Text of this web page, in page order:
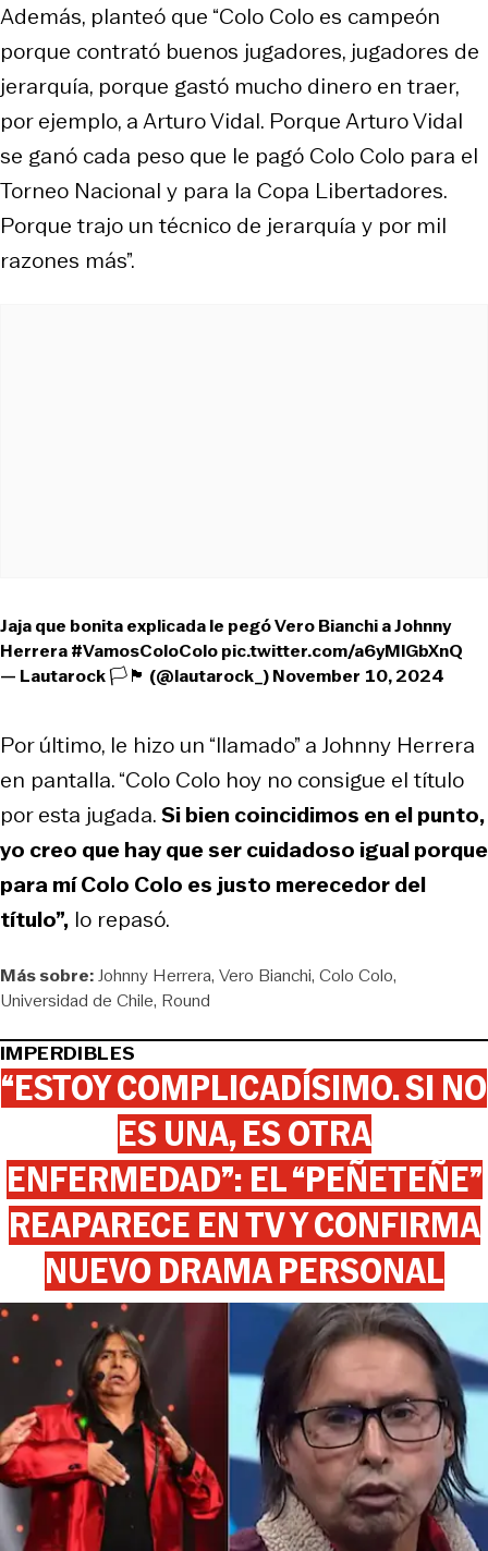
Además, planteó que “Colo Colo es campeón
porque contrató buenos jugadores, jugadores de
jerarquía, porque gastó mucho dinero en traer,
por ejemplo, a Arturo Vidal. Porque Arturo Vidal
se ganó cada peso que le pagó Colo Colo para el
Torneo Nacional y para la Copa Libertadores.
Porque trajo un técnico de jerarquía y por mil
razones más”.
Jaja que bonita explicada le pegó Vero Bianchi a Johnny
Herrera#VamosColoColopic.twitter.com/a6yMlGbXnQ
— Lautarock 🏳️🏴 (@lautarock_)November 10, 2024
Por último, le hizo un “llamado” a Johnny Herrera
en pantalla. “Colo Colo hoy no consigue el título
por esta jugada.Si bien coincidimos en el punto,
yo creo que hay que ser cuidadoso igual porque
para mí Colo Colo es justo merecedor del
título”, lo repasó.
Más sobre:Johnny Herrera Vero Bianchi Colo Colo
Universidad de Chile Round
IMPERDIBLES
“ESTOY COMPLICADÍSIMO. SI NO
ES UNA, ES OTRA
ENFERMEDAD”: EL “PEÑETEÑE”
REAPARECE EN TV Y CONFIRMA
NUEVO DRAMA PERSONAL